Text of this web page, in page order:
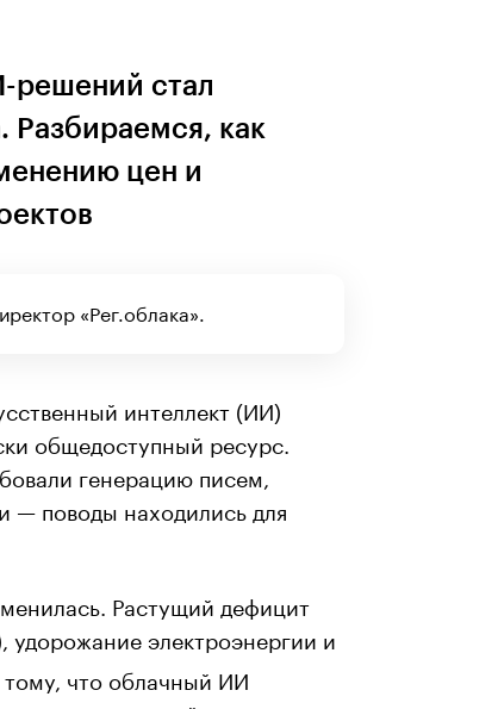
решений стал
Разбираемся, как
цен и
«Рег.облака».
интеллект (ИИ)
общедоступный ресурс.
генерацию писем,
— поводы находились для
Растущий дефицит
удорожание электроэнергии и
тому, что облачный ИИ